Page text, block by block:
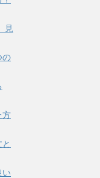
見
の
方
い